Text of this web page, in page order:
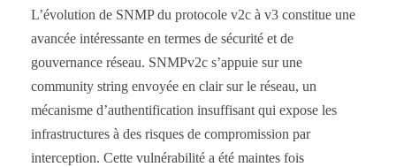
L’évolution de SNMP du protocole v2c à v3 constitue une
avancée intéressante en termes de sécurité et de
gouvernance réseau. SNMPv2c s’appuie sur une
community string envoyée en clair sur le réseau, un
mécanisme d’authentification insuffisant qui expose les
infrastructures à des risques de compromission par
interception. Cette vulnérabilité a été maintes fois